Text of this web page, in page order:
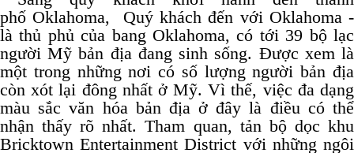
phố Oklahoma, Quý khách đến với Oklahoma -
là thủ phủ của bang Oklahoma, có tới 39 bộ lạc
người Mỹ bản địa đang sinh sống. Được xem là
một trong những nơi có số lượng người bản địa
còn xót lại đông nhất ở Mỹ. Vì thế, việc đa dạng
màu sắc văn hóa bản địa ở đây là điều có thể
nhận thấy rõ nhất. Tham quan, tản bộ dọc khu
Bricktown Entertainment District với những ngôi